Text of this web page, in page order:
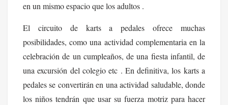
en un mismo espacio que los adultos .
El circuito de karts a pedales ofrece muchas
posibilidades, como una actividad complementaria en la
celebración de un cumpleaños, de una fiesta infantil, de
una excursión del colegio etc . En definitiva, los karts a
pedales se convertirán en una actividad saludable, donde
los niños tendrán que usar su fuerza motriz para hacer